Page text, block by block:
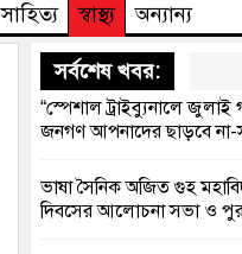
সাহিত‌্য স্বাস্থ্য
অন্যান্য
সর্বশেষ খবর:
“স্পেশাল ট্রাইব্যুনালে জুলাই
জনগণ আপনাদের ছাড়বে না-
ভাষা সৈনিক অজিত গুহ
দিবসের আলোচনা সভা ও